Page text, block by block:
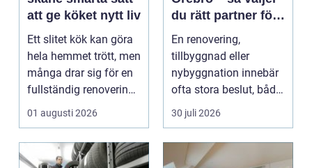
att ge köket nytt liv
Ett slitet kök kan göra
hela hemmet trött, men
många drar sig för en
fullständig renovering.
Det tar...
01 augusti 2026
du rätt partner för
ditt projekt
En renovering,
tillbyggnad eller
nybyggnation innebär
ofta stora beslut, både
ekonomiskt ...
30 juli 2026